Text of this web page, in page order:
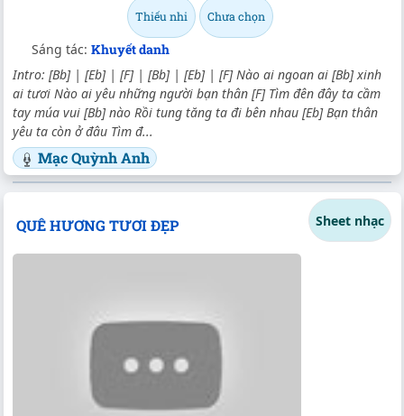
Thiếu nhi Chưa chọn
Sáng tác: Khuyết danh
Intro: [Bb] | [Eb] | [F] | [Bb] | [Eb] | [F] Nào ai ngoan ai [Bb] xinh
ai tươi Nào ai yêu những người bạn thân [F] Tìm đên đây ta cầm
tay múa vui [Bb] nào Rồi tung tăng ta đi bên nhau [Eb] Bạn thân
yêu ta còn ở đâu Tìm đ...
Mạc Quỳnh Anh
QUÊ HƯƠNG TƯƠI ĐẸP Sheet nhạc